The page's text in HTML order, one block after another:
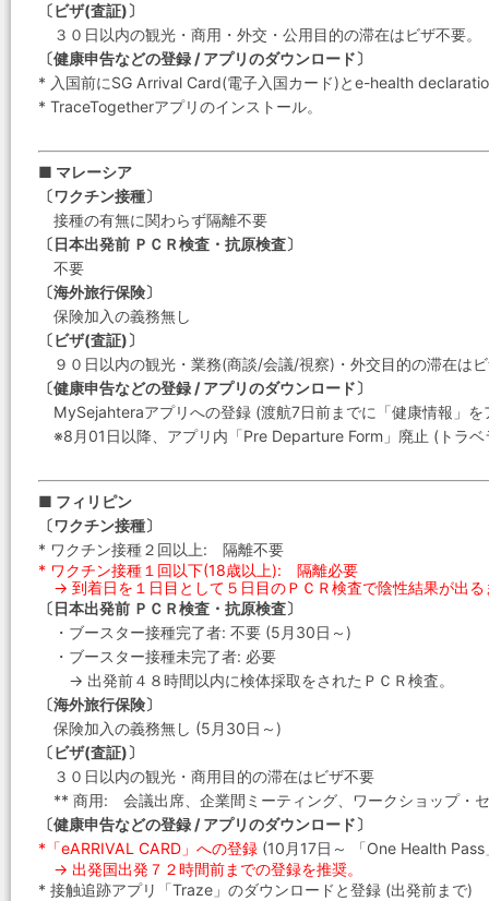
〔ビザ(査証)〕
３０日以内の観光・商用・外交・公用目的の滞在はビザ不要。
〔健康申告などの登録 / アプリのダウンロード〕
* 入国前にSG Arrival Card(電子入国カード)とe-health
* TraceTogetherアプリのインストール。
■ マレーシア
〔ワクチン接種〕
接種の有無に関わらず隔離不要
〔日本出発前 ＰＣＲ検査・抗原検査〕
不要
〔海外旅行保険〕
保険加入の義務無し
〔ビザ(査証)〕
９０日以内の観光・業務(商談/会議/視察)・外交目的の滞在は
〔健康申告などの登録 / アプリのダウンロード〕
MySejahteraアプリへの登録 (渡航7日前までに「健康情報」を
※8月01日以降、アプリ内「Pre Departure Form」廃止 (トラベ
■ フィリピン
〔ワクチン接種〕
* ワクチン接種２回以上: 隔離不要
* ワクチン接種１回以下(18歳以上): 隔離必要
→ 到着日を１日目として５日目のＰＣＲ検査で陰性結果が出る
〔日本出発前 ＰＣＲ検査・抗原検査〕
・ブースター接種完了者: 不要 (5月30日～)
・ブースター接種未完了者: 必要
→ 出発前４８時間以内に検体採取をされたＰＣＲ検査。
〔海外旅行保険〕
保険加入の義務無し (5月30日～)
〔ビザ(査証)〕
３０日以内の観光・商用目的の滞在はビザ不要
** 商用: 会議出席、企業間ミーティング、ワークショップ・
〔健康申告などの登録 / アプリのダウンロード〕
*「eARRIVAL CARD」への登録 (10月17日～ 「One Health
→ 出発国出発７２時間前までの登録を推奨。
* 接触追跡アプリ「Traze」のダウンロードと登録 (出発前まで)